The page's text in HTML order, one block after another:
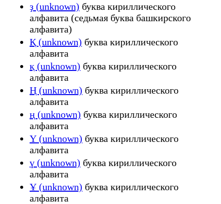
ҙ (unknown) буква кириллического
алфавита (седьмая буква башкирского
алфавита)
Қ (unknown) буква кириллического
алфавита
қ (unknown) буква кириллического
алфавита
Ң (unknown) буква кириллического
алфавита
ң (unknown) буква кириллического
алфавита
Ү (unknown) буква кириллического
алфавита
ү (unknown) буква кириллического
алфавита
Ұ (unknown) буква кириллического
алфавита